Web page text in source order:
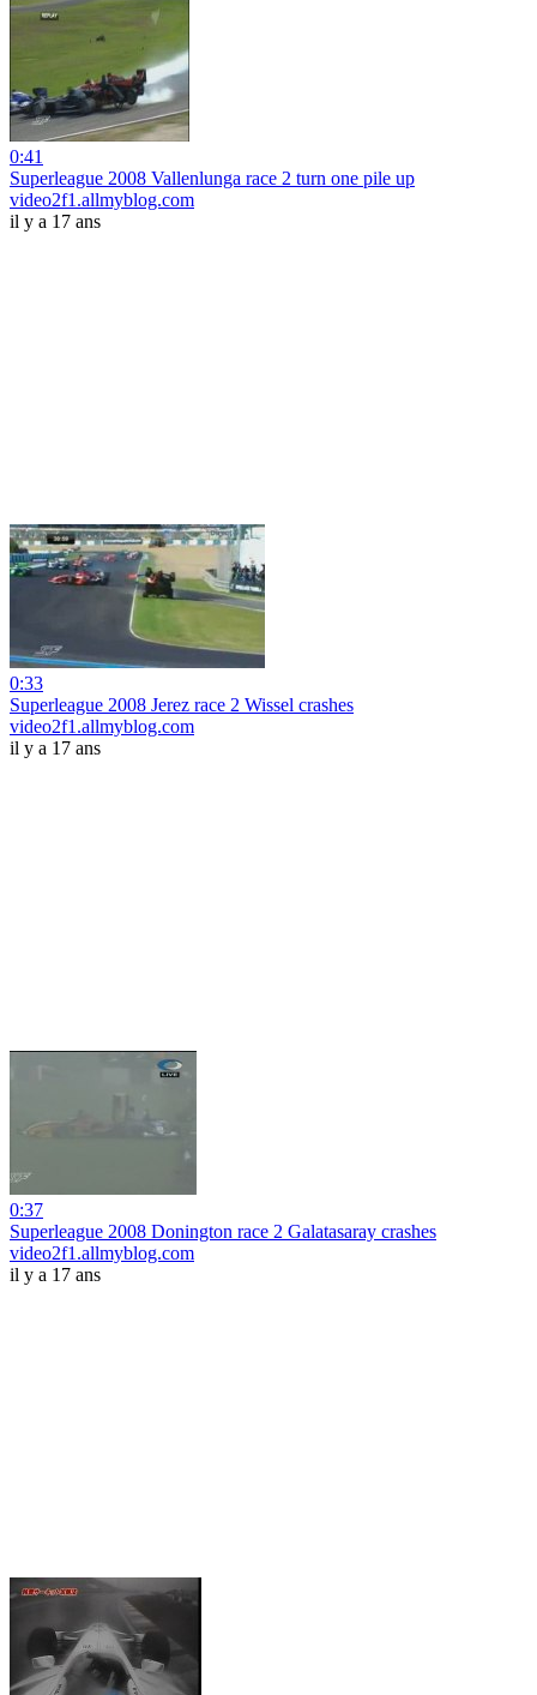
0:41
Superleague 2008 Vallenlunga race 2 turn one pile up
video2f1.allmyblog.com
il y a 17 ans
0:33
Superleague 2008 Jerez race 2 Wissel crashes
video2f1.allmyblog.com
il y a 17 ans
0:37
Superleague 2008 Donington race 2 Galatasaray crashes
video2f1.allmyblog.com
il y a 17 ans